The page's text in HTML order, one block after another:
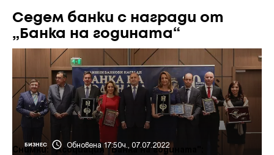
Седем банки с награди от
„Банка на годината“
БИЗНЕС Обновена 17:50ч., 07.07.2022
Снимки: "Асоциация "Банка на годината":